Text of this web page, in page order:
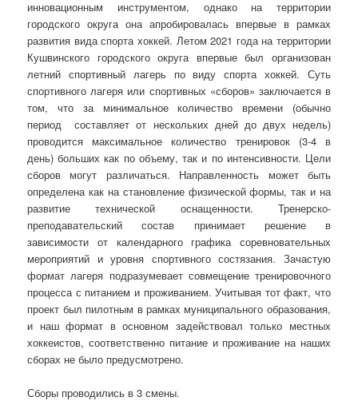
инновационным инструментом, однако на территории
городского округа она апробировалась впервые в рамках
развития вида спорта хоккей. Летом 2021 года на территории
Кушвинского городского округа впервые был организован
летний спортивный лагерь по виду спорта хоккей. Суть
спортивного лагеря или спортивных «сборов» заключается в
том, что за минимальное количество времени (обычно
период составляет от нескольких дней до двух недель)
проводится максимальное количество тренировок (3-4 в
день) больших как по объему, так и по интенсивности. Цели
сборов могут различаться. Направленность может быть
определена как на становление физической формы, так и на
развитие технической оснащенности. Тренерско-
преподавательский состав принимает решение в
зависимости от календарного графика соревновательных
мероприятий и уровня спортивного состязания. Зачастую
формат лагеря подразумевает совмещение тренировочного
процесса с питанием и проживанием. Учитывая тот факт, что
проект был пилотным в рамках муниципального образования,
и наш формат в основном задействовал только местных
хоккеистов, соответственно питание и проживание на наших
сборах не было предусмотрено.
Сборы проводились в 3 смены.